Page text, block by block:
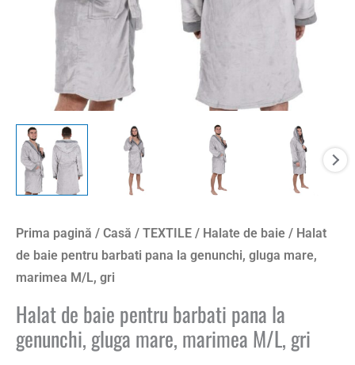
Prima pagină / Casă / TEXTILE / Halate de baie / Halat
de baie pentru barbati pana la genunchi, gluga mare,
marimea M/L, gri
Halat de baie pentru barbati pana la
genunchi, gluga mare, marimea M/L, gri